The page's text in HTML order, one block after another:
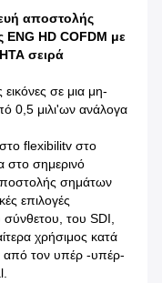
αποστολής
HD COFDM με
σειρά
εικόνες σε μια μη-
0,5 μιλι'ων ανάλογα
flexibilitv στο
στο σημερινό
σημάτων
επιλογές
σύνθετου, του SDI,
χρήσιμος κατά
από τον υπέρ -υπέρ-